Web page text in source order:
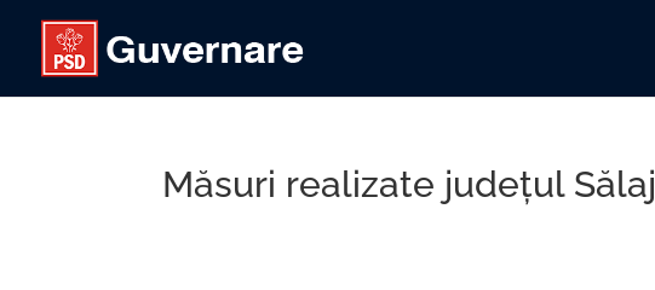
Măsuri realizate județul Sălaj